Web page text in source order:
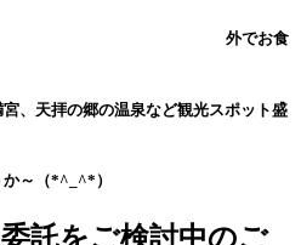
外でお食
、天拝の郷の温泉など観光スポット盛
～（*^_^*）
託をご検討中のご